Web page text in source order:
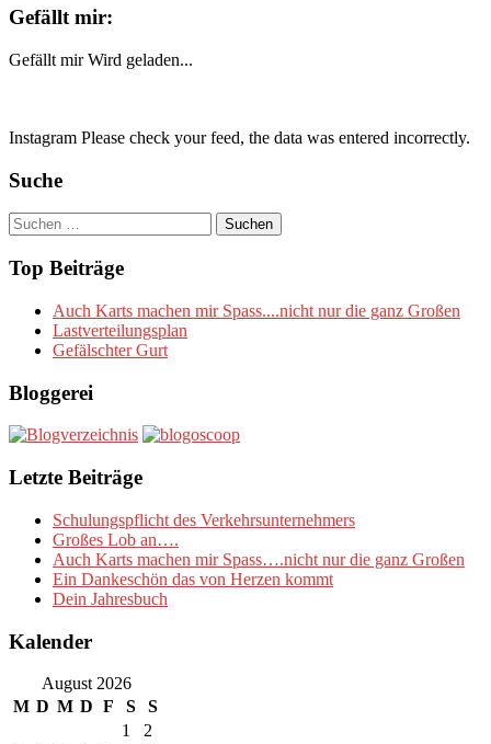
Gefällt mir:
Gefällt mir Wird geladen...
Instagram Please check your feed, the data was entered incorrectly.
Suche
Suchen
nach:
Top Beiträge
Auch Karts machen mir Spass....nicht nur die ganz Großen
Lastverteilungsplan
Gefälschter Gurt
Bloggerei
Letzte Beiträge
Schulungspflicht des Verkehrsunternehmers
Großes Lob an….
Auch Karts machen mir Spass….nicht nur die ganz Großen
Ein Dankeschön das von Herzen kommt
Dein Jahresbuch
Kalender
August 2026
M D M D F S
S
1
2